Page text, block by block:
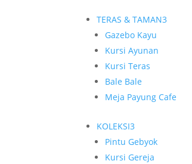
TERAS & TAMAN3
Gazebo Kayu
Kursi Ayunan
Kursi Teras
Bale Bale
Meja Payung Cafe
KOLEKSI3
Pintu Gebyok
Kursi Gereja